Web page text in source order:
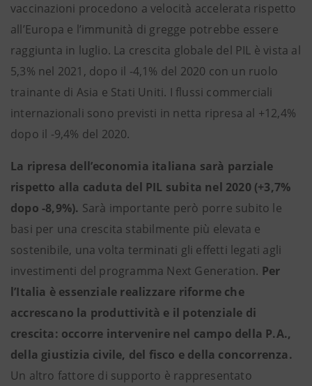
vaccinazioni procedono a velocità accelerata rispetto
all’Europa e l’immunità di gregge potrebbe essere
raggiunta in luglio. La crescita globale del PIL è vista al
5,3% nel 2021, dopo il -4,1% del 2020 con un ruolo
trainante di Asia e Stati Uniti. I flussi commerciali
internazionali sono previsti in netta ripresa al +12,4%
dopo il -9,4% del 2020.
La ripresa dell’economia italiana sarà parziale
rispetto alla caduta del PIL subita nel 2020 (+3,7%
dopo -8,9%). Sarà importante però porre subito le
basi per una crescita stabilmente più elevata e
sostenibile, una volta terminati gli effetti legati agli
investimenti del programma Next Generation. Per
l’Italia è essenziale realizzare riforme che
accrescano la produttività e il potenziale di
crescita: occorre intervenire nel campo della P.A.,
della giustizia civile, del fisco e della concorrenza.
Un altro fattore di supporto è rappresentato